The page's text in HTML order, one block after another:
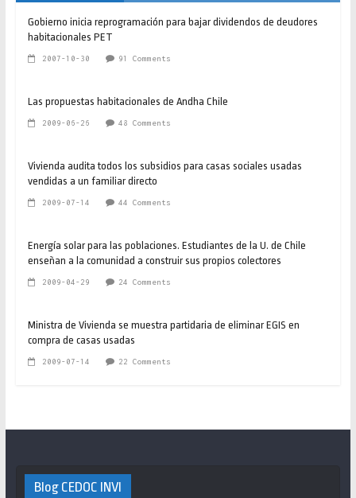
Gobierno inicia reprogramación para bajar dividendos de deudores
habitacionales PET
2007-10-30 91 Comments
Las propuestas habitacionales de Andha Chile
2009-06-26 48 Comments
Vivienda audita todos los subsidios para casas sociales usadas
vendidas a un familiar directo
2009-07-14 44 Comments
Energía solar para las poblaciones. Estudiantes de la U. de Chile
enseñan a la comunidad a construir sus propios colectores
2009-04-29 24 Comments
Ministra de Vivienda se muestra partidaria de eliminar EGIS en
compra de casas usadas
2009-07-14 22 Comments
Blog CEDOC INVI